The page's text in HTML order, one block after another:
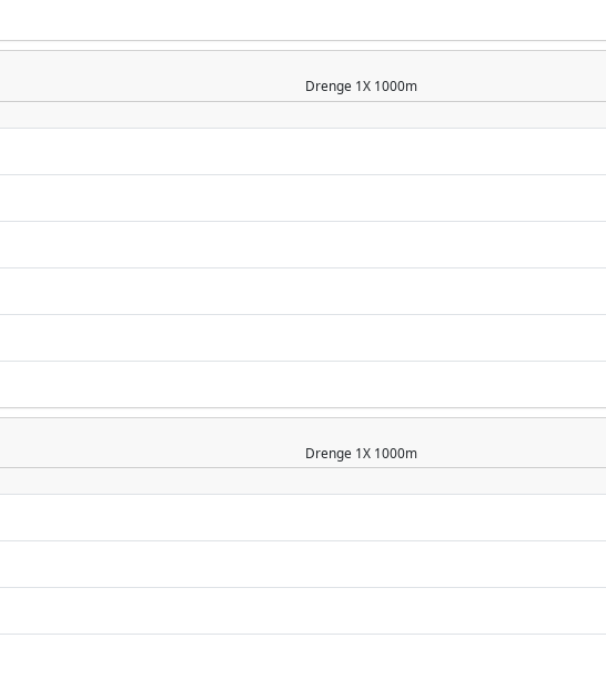
Drenge 1X 1000m
Drenge 1X 1000m